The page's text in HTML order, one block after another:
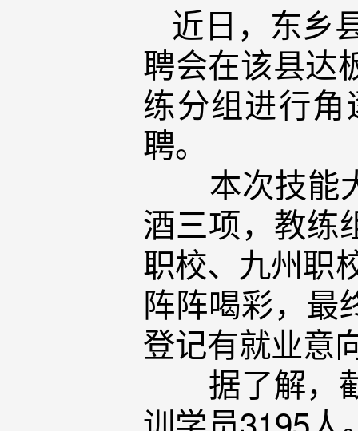
近日，东乡
聘会在该县达
练分组进行
聘。
本次技能大
酒三项，教练
职校、九州职
阵阵喝彩，最
登记有就业意
据了解，截